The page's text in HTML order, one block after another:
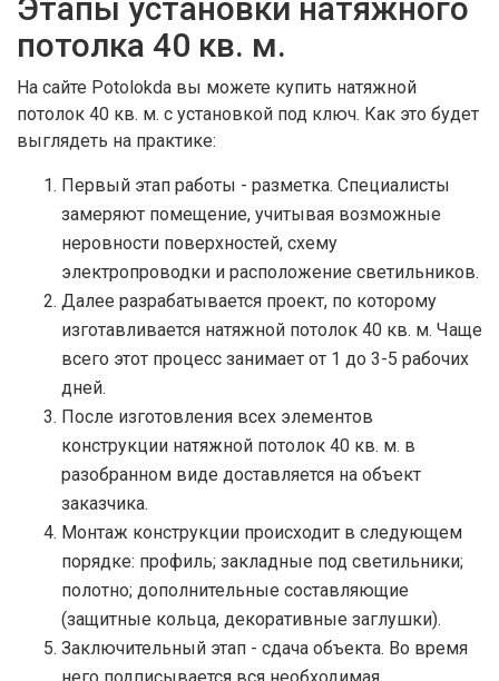
Этапы установки натяжного
потолка 40 кв. м.
На сайте Potolokda вы можете купить натяжной
потолок 40 кв. м. с установкой под ключ. Как это будет
выглядеть на практике:
Первый этап работы - разметка. Специалисты
замеряют помещение, учитывая возможные
неровности поверхностей, схему
электропроводки и расположение светильников.
Далее разрабатывается проект, по которому
изготавливается натяжной потолок 40 кв. м. Чаще
всего этот процесс занимает от 1 до 3-5 рабочих
дней.
После изготовления всех элементов
конструкции натяжной потолок 40 кв. м. в
разобранном виде доставляется на объект
заказчика.
Монтаж конструкции происходит в следующем
порядке: профиль; закладные под светильники;
полотно; дополнительные составляющие
(защитные кольца, декоративные заглушки).
Заключительный этап - сдача объекта. Во время